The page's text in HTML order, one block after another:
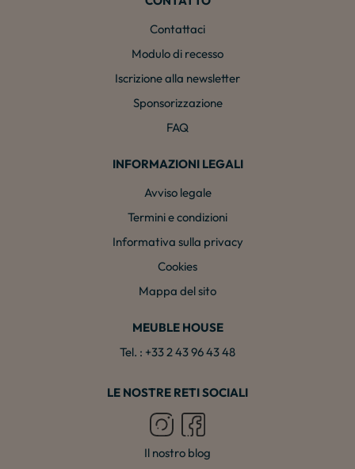
Contattaci
Modulo di recesso
Iscrizione alla newsletter
Sponsorizzazione
FAQ
INFORMAZIONI LEGALI
Avviso legale
Termini e condizioni
Informativa sulla privacy
Cookies
Mappa del sito
MEUBLE HOUSE
Tel. : +33 2 43 96 43 48
LE NOSTRE RETI SOCIALI
Il nostro blog